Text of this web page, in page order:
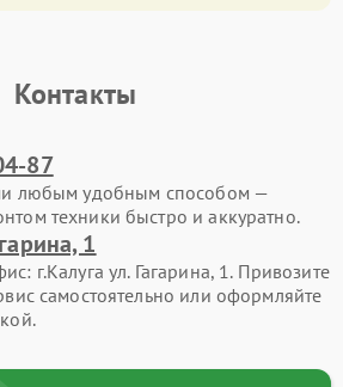
Контакты
87
любым удобным способом —
техники быстро и аккуратно.
1
г.Калуга ул. Гагарина, 1. Привозите
самостоятельно или оформляйте